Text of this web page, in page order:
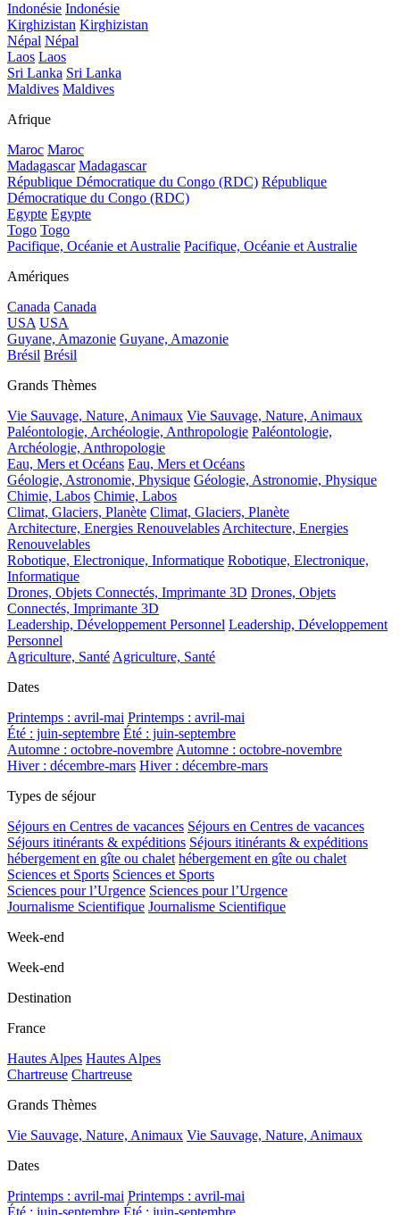
Indonésie Indonésie
Kirghizistan Kirghizistan
Népal Népal
Laos Laos
Sri Lanka Sri Lanka
Maldives Maldives
Afrique
Maroc Maroc
Madagascar Madagascar
République Démocratique du Congo (RDC) République
Démocratique du Congo (RDC)
Egypte Egypte
Togo Togo
Pacifique, Océanie et Australie Pacifique, Océanie et Australie
Amériques
Canada Canada
USA USA
Guyane, Amazonie Guyane, Amazonie
Brésil Brésil
Grands Thèmes
Vie Sauvage, Nature, Animaux Vie Sauvage, Nature, Animaux
Paléontologie, Archéologie, Anthropologie Paléontologie,
Archéologie, Anthropologie
Eau, Mers et Océans Eau, Mers et Océans
Géologie, Astronomie, Physique Géologie, Astronomie, Physique
Chimie, Labos Chimie, Labos
Climat, Glaciers, Planète Climat, Glaciers, Planète
Architecture, Energies RenouvelablesArchitecture, Energies
Renouvelables
Robotique, Electronique, Informatique Robotique, Electronique,
Informatique
Drones, Objets Connectés, Imprimante 3D Drones, Objets
Connectés, Imprimante 3D
Leadership, Développement Personnel Leadership, Développement
Personnel
Agriculture, SantéAgriculture, Santé
Dates
Printemps : avril-mai Printemps : avril-mai
Été : juin-septembre Été : juin-septembre
Automne : octobre-novembreAutomne : octobre-novembre
Hiver : décembre-mars Hiver : décembre-mars
Types de séjour
Séjours en Centres de vacances Séjours en Centres de vacances
Séjours itinérants & expéditions Séjours itinérants & expéditions
hébergement en gîte ou chalet hébergement en gîte ou chalet
Sciences et Sports Sciences et Sports
Sciences pour l’Urgence Sciences pour l’Urgence
Journalisme Scientifique Journalisme Scientifique
Week-end
Week-end
Destination
France
Hautes Alpes Hautes Alpes
Chartreuse Chartreuse
Grands Thèmes
Vie Sauvage, Nature, Animaux Vie Sauvage, Nature, Animaux
Dates
Printemps : avril-mai Printemps : avril-mai